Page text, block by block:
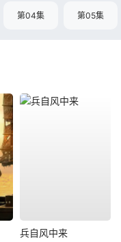
第04集 第05集
兵自风中来